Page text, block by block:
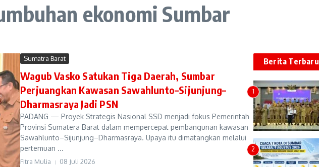
ekonomi Sumbar
Sumatra Barat
Wagub Vasko Satukan Tiga Daerah, Sumbar
Perjuangkan Kawasan Sawahlunto–Sijunjung–
Dharmasraya Jadi PSN
PADANG — Proyek Strategis Nasional SSD menjadi fokus Pemerintah
Provinsi Sumatera Barat dalam mempercepat pembangunan kawasan
Sawahlunto–Sijunjung–Dharmasraya. Upaya itu dimatangkan melalui
pertemuan ...
Fitra Mulia 08 Juli 2026
Berita Terbaru
1
2